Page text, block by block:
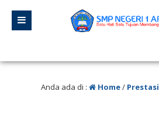
Anda ada di : Home/ Prestasi